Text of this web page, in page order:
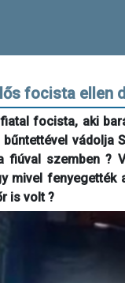
focista ellen
focista, aki
vádolja
szemben ?
mivel
is volt ?